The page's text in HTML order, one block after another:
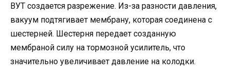
ВУТ создается разрежение. Из-за разности давления,
вакуум подтягивает мембрану, которая соединена с
шестерней. Шестерня передает созданную
мембраной силу на тормозной усилитель, что
значительно увеличивает давление на колодки.